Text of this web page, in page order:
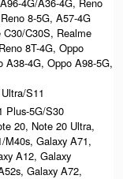
4G/A36-4G, Reno
8-5G, A57-4G
C30S, Realme
8T-4G, Oppo
A38-4G, Oppo A98-5G,
S11
Plus-5G/S30
20, Note 20 Ultra,
Galaxy A71,
A12, Galaxy
Galaxy A72,